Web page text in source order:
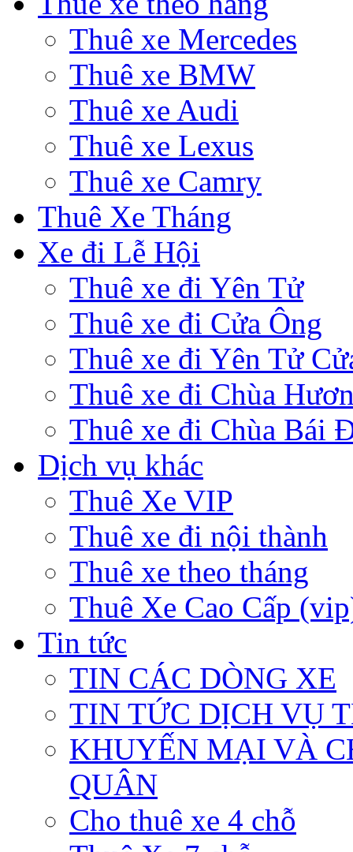
Thuê xe Mercedes
Thuê xe BMW
Thuê xe Audi
Thuê xe Lexus
Thuê xe Camry
Thuê Xe Tháng
Xe đi Lễ Hội
Thuê xe đi Yên Tử
Thuê xe đi Cửa Ông
Thuê xe đi Yên Tử
Thuê xe đi Chùa
Thuê xe đi Chùa Bái
Dịch vụ khác
Thuê Xe VIP
Thuê xe đi nội thành
Thuê xe theo tháng
Thuê Xe Cao Cấp
Tin tức
TIN CÁC DÒNG XE
TIN TỨC DỊCH VỤ
KHUYẾN MẠI VÀ
QUÂN
Cho thuê xe 4 chỗ